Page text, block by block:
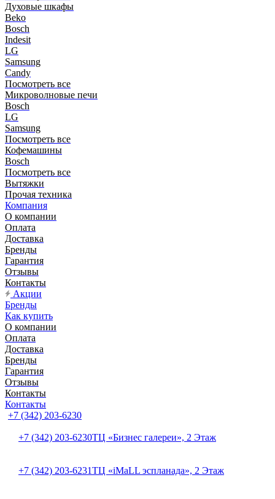
Духовые шкафы
Beko
Bosch
Indesit
LG
Samsung
Candy
Посмотреть все
Микроволновые печи
Bosch
LG
Samsung
Посмотреть все
Кофемашины
Bosch
Посмотреть все
Вытяжки
Прочая техника
Компания
О компании
Оплата
Доставка
Бренды
Гарантия
Отзывы
Контакты
Акции
Бренды
Как купить
О компании
Оплата
Доставка
Бренды
Гарантия
Отзывы
Контакты
Контакты
+7 (342) 203-6230
+7 (342) 203-6230ТЦ «Бизнес галереи», 2 Этаж
+7 (342) 203-6231ТЦ «iMaLL эспланада», 2 Этаж